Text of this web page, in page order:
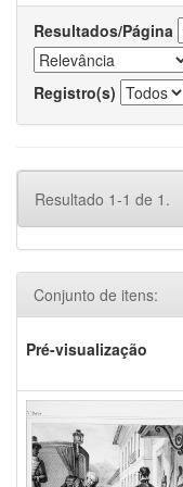
Resultados/Página
Registro(s)
Resultado 1-1 de 1.
Conjunto de itens:
Pré-visualização